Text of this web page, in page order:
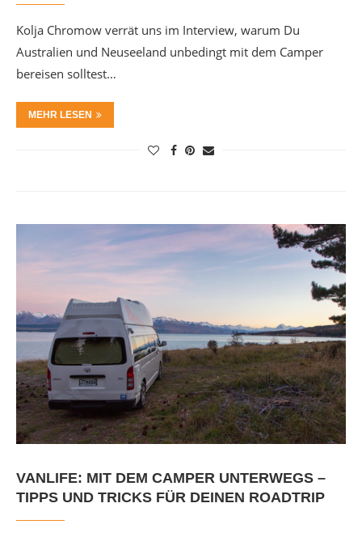
Kolja Chromow verrät uns im Interview, warum Du
Australien und Neuseeland unbedingt mit dem Camper
bereisen solltest…
MEHR LESEN
VANLIFE: MIT DEM CAMPER UNTERWEGS –
TIPPS UND TRICKS FÜR DEINEN ROADTRIP